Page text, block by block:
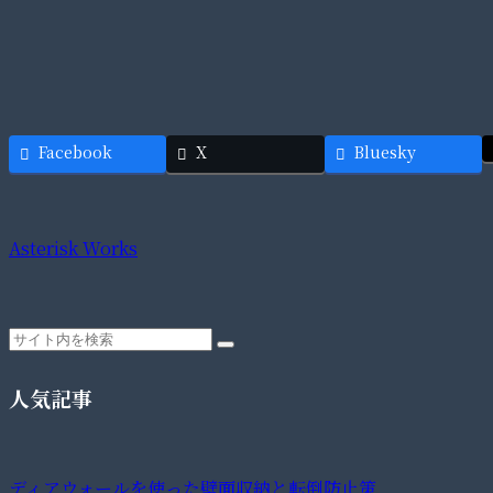
Facebook X Bluesky
Asterisk Works
人気記事